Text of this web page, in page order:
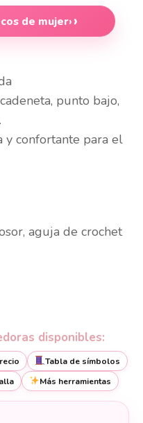
de mujer›
punto bajo,
y confortante para el
aguja de crochet
disponibles:
Tabla de símbolos
Más herramientas